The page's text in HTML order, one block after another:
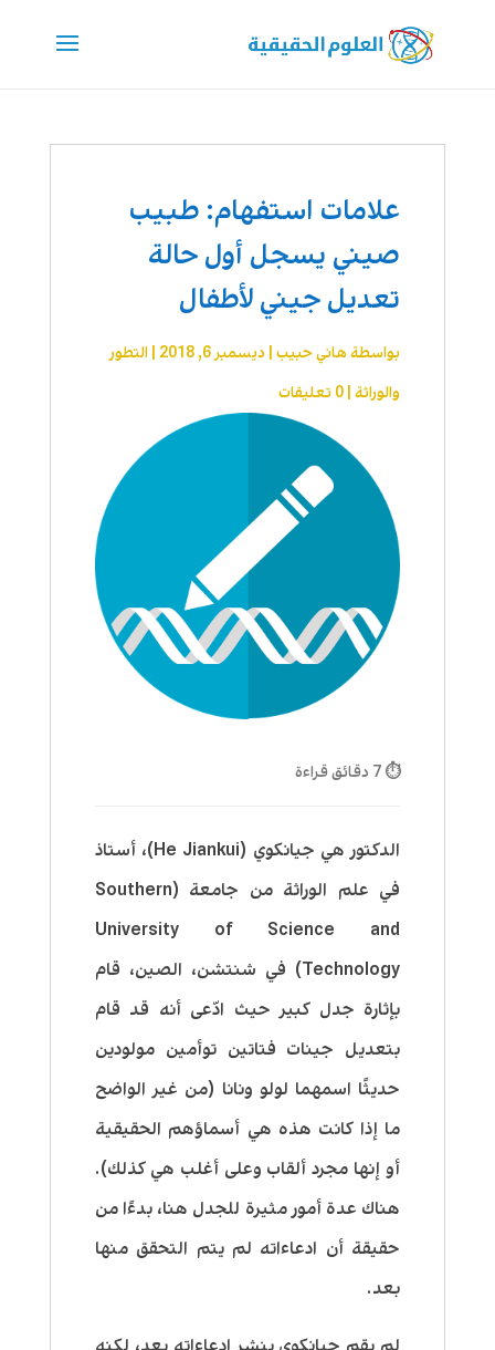
علامات استفهام: طبيب
صيني يسجل أول حالة
تعديل جيني لأطفال
بواسطةهاني حبيب| ديسمبر 6, 2018
التطور
والوراثة| 0 تعليقات
⏱ 7 دقائق قراءة
الدكتور هي جيانكوي (He Jiankui)، أستاذ
في علم الوراثة من جامعة (Southern
University of Science and
Technology) في شنتشن، الصين، قام
بإثارة جدل كبير حيث ادّعى أنه قد قام
بتعديل جينات فتاتين توأمين مولودين
حديثًا اسمهما لولو ونانا (من غير الواضح
ما إذا كانت هذه هي أسماؤهم الحقيقية
أو إنها مجرد ألقاب وعلى أغلب هي كذلك).
هناك عدة أمور مثيرة للجدل هنا، بدءًا من
حقيقة أن ادعاءاته لم يتم التحقق منها
بعد.